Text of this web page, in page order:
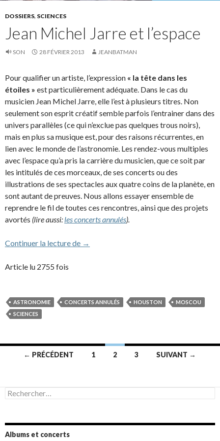
DOSSIERS, SCIENCES
Jean Michel Jarre et l’espace
SON 28 FÉVRIER 2013 JEANBATMAN
Pour qualifier un artiste, l’expression « la tête dans les
étoiles » est particulièrement adéquate. Dans le cas du
musicien Jean Michel Jarre, elle l’est à plusieurs titres. Non
seulement son esprit créatif semble parfois l’entrainer dans des
univers parallèles (ce qui n’exclue pas quelques trous noirs),
mais en plus sa musique est, pour des raisons récurrentes, en
lien avec le monde de l’astronomie. Les rendez-vous multiples
avec l’espace qu’a pris la carrière du musicien, que ce soit par
les intitulés de ces morceaux, de ses concerts ou des
illustrations de ses spectacles aux quatre coins de la planète, en
sont autant de preuves. Nous allons essayer ensemble de
reprendre le fil de toutes ces rencontres, ainsi que des projets
avortés (lire aussi: les concerts annulés).
Continuer la lecture de Jean Michel Jarre et l’espace
→
Article lu 2755 fois
ASTRONOMIE CONCERTS ANNULÉS HOUSTON
MOSCOU
SCIENCES
Navigation
articles
← PRÉCÉDENT 1 2 3 SUIVANT →
Rechercher :
Albums et concerts